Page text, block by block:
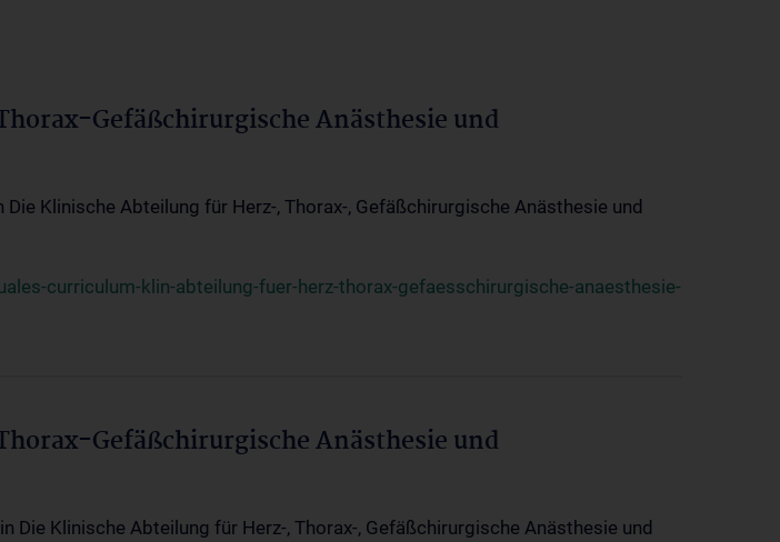
Gefäßchirurgische Anästhesie und
Klinische Abteilung für Herz-, Thorax-, Gefäßchirurgische Anästhesie und
curriculum-klin-abteilung-fuer-herz-thorax-gefaesschirurgische-anaesthesie-
Gefäßchirurgische Anästhesie und
Klinische Abteilung für Herz-, Thorax-, Gefäßchirurgische Anästhesie und